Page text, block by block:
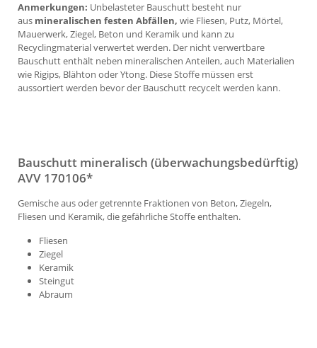
Anmerkungen: Unbelasteter Bauschutt besteht nur
aus mineralischen festen Abfällen, wie Fliesen, Putz, Mörtel,
Mauerwerk, Ziegel, Beton und Keramik und kann zu
Recyclingmaterial verwertet werden. Der nicht verwertbare
Bauschutt enthält neben mineralischen Anteilen, auch Materialien
wie Rigips, Blähton oder Ytong. Diese Stoffe müssen erst
aussortiert werden bevor der Bauschutt recycelt werden kann.
Bauschutt mineralisch (überwachungsbedürftig)
AVV 170106*
Gemische aus oder getrennte Fraktionen von Beton, Ziegeln,
Fliesen und Keramik, die gefährliche Stoffe enthalten.
Fliesen
Ziegel
Keramik
Steingut
Abraum